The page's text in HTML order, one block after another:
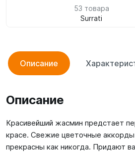
53 товара
Surrati
Описание
Описание
Красивейший жасмин предстает
красе. Свежие цветочные
прекрасны как никогда. Придают